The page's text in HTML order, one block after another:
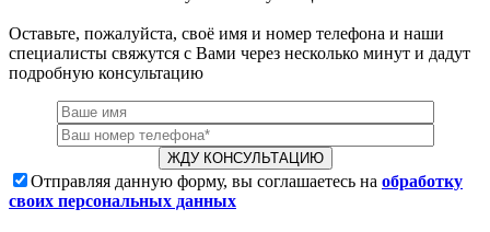
Оставьте, пожалуйста, своё имя и номер телефона и наши
специалисты свяжутся с Вами через несколько минут и дадут
подробную консультацию
Отправляя данную форму, вы соглашаетесь на обработку
своих персональных данных